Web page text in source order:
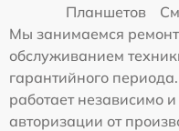
Планшетов
Мы занимаемся
обслуживанием
гарантийного
работает независимо
авторизации от